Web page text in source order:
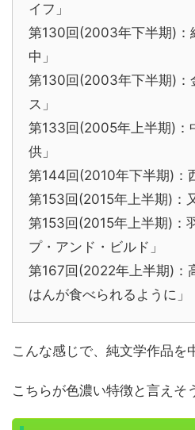
イフ」
第130回(2003年下半期)：
中」
第130回(2003年下半期)：
ス」
第133回(2005年上半期)：
供」
第144回(2010年下半期)：
第153回(2015年上半期)：
第153回(2015年上半期)：
プ・アンド・ビルド」
第167回(2022年上半期)：
はんが食べられるように」
こんな感じで、純文学作品を
こちらが色濃い特徴と言えそ